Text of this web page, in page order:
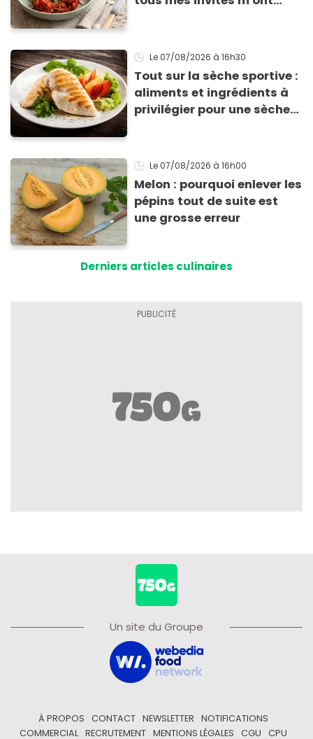
Le 07/08/2026 à 16h30
Tout sur la sèche sportive :
aliments et ingrédients à
privilégier pour une sèche
Le 07/08/2026 à 16h00
Melon : pourquoi enlever les
pépins tout de suite est
une grosse erreur
Derniers articles culinaires
Un site du Groupe
À PROPOS CONTACT NEWSLETTER
NOTIFICATIONS
COMMERCIAL
RECRUTEMENT MENTIONS LÉGALES CGU CPU